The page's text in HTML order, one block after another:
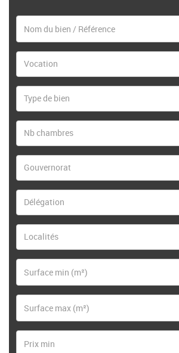
Vocation
Type de bien
Nb chambres
Gouvernorat
Délégation
Localités